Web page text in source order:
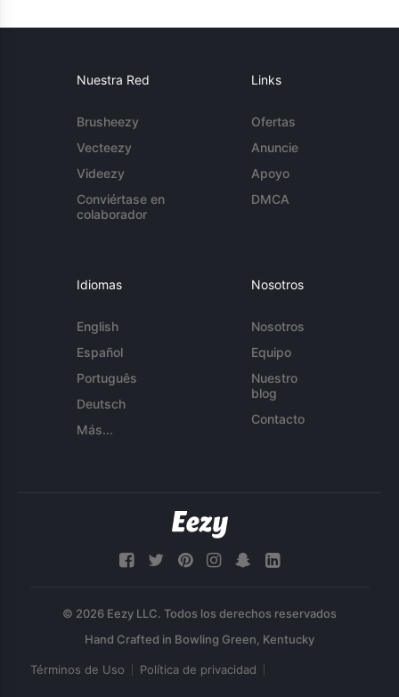
Nuestra Red
Brusheezy
Vecteezy
Videezy
Conviértase en
colaborador
Links
Ofertas
Anuncie
Apoyo
DMCA
Idiomas
English
Español
Português
Deutsch
Más...
Nosotros
Nosotros
Equipo
Nuestro
blog
Contacto
© 2026 Eezy LLC. Todos los derechos reservados
Términos de Uso Política de privacidad